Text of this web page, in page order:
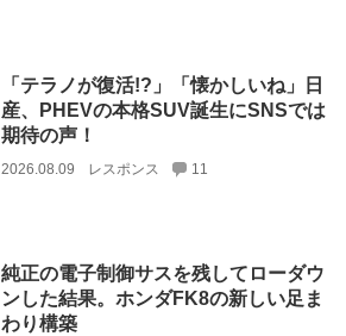
「テラノが復活!?」「懐かしいね」日
産、PHEVの本格SUV誕生にSNSでは
期待の声！
2026.08.09 レスポンス 11
純正の電子制御サスを残してローダウ
ンした結果。ホンダFK8の新しい足ま
わり構築